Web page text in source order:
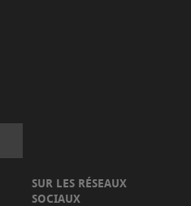
SUR LES RÉSEAUX
SOCIAUX